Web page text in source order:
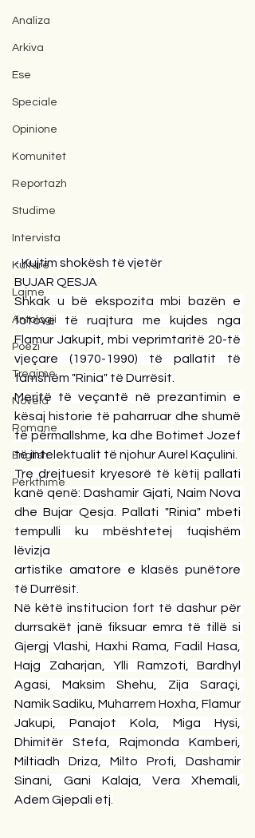
Analiza
Arkiva
Ese
Speciale
Opinione
Komunitet
Reportazh
Studime
Intervista
Kulturë
Lajme
Antologji
Poezi
Tregime
Novela
Romane
English
Përkthime
- Kujtim shokësh të vjetër
BUJAR QESJA
Shkak u bë ekspozita mbi bazën e
fotove të ruajtura me kujdes nga
Flamur Jakupit, mbi veprimtaritë 20-të
vjeçare (1970-1990) të pallatit të
famshëm "Rinia" të Durrësit.
Meritë të veçantë në prezantimin e
kësaj historie të paharruar dhe shumë
të përmallshme, ka dhe Botimet Jozef
të intelektualit të njohur Aurel Kaçulini.
Tre drejtuesit kryesorë të këtij pallati
kanë qenë: Dashamir Gjati, Naim Nova
dhe Bujar Qesja. Pallati "Rinia" mbeti
tempulli ku mbështetej fuqishëm
lëvizja
artistike amatore e klasës punëtore
të Durrësit.
Në këtë institucion fort të dashur për
durrsakët janë fiksuar emra të tillë si
Gjergj Vlashi, Haxhi Rama, Fadil Hasa,
Hajg Zaharjan, Ylli Ramzoti, Bardhyl
Agasi, Maksim Shehu, Zija Saraçi,
Namik Sadiku, Muharrem Hoxha, Flamur
Jakupi, Panajot Kola, Miga Hysi,
Dhimitër Stefa, Rajmonda Kamberi,
Miltiadh Driza, Milto Profi, Dashamir
Sinani, Gani Kalaja, Vera Xhemali,
Adem Gjepali etj.